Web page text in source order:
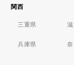
関西
三重県
兵庫県